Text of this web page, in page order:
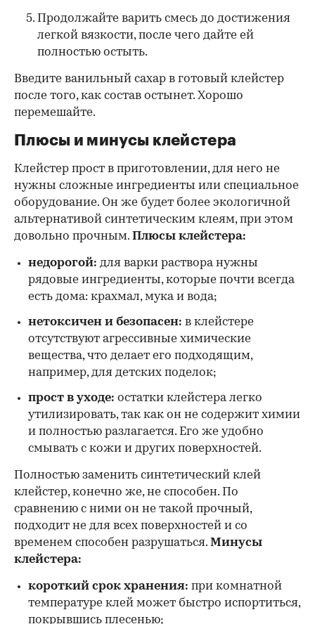
Продолжайте варить смесь до достижения
легкой вязкости, после чего дайте ей
полностью остыть.
Введите ванильный сахар в готовый клейстер
после того, как состав остынет. Хорошо
перемешайте.
Плюсы и минусы клейстера
Клейстер прост в приготовлении, для него не
нужны сложные ингредиенты или специальное
оборудование. Он же будет более экологичной
альтернативой синтетическим клеям, при этом
довольно прочным. Плюсы клейстера:
недорогой: для варки раствора нужны
рядовые ингредиенты, которые почти всегда
есть дома: крахмал, мука и вода;
нетоксичен и безопасен: в клейстере
отсутствуют агрессивные химические
вещества, что делает его подходящим,
например, для детских поделок;
прост в уходе: остатки клейстера легко
утилизировать, так как он не содержит химии
и полностью разлагается. Его же удобно
смывать с кожи и других поверхностей.
Полностью заменить синтетический клей
клейстер, конечно же, не способен. По
сравнению с ними он не такой прочный,
подходит не для всех поверхностей и со
временем способен разрушаться. Минусы
клейстера:
короткий срок хранения: при комнатной
температуре клей может быстро испортиться,
покрывшись плесенью;